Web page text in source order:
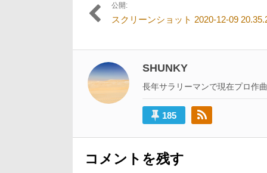
投
ナ
ビ
ゲ
ー
ョ
ン
公開:
スクリーンショット 2020-12-09
SHUNKY
長年サラリーマンで現在プロ作曲
185
コメントを残す